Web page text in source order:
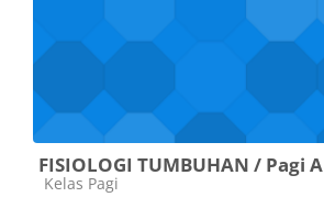
FISIOLOGI TUMBUHAN / Pagi A
Kategori kursus
Kelas Pagi